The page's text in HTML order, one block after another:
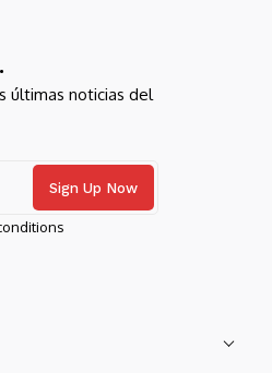
últimas noticias del